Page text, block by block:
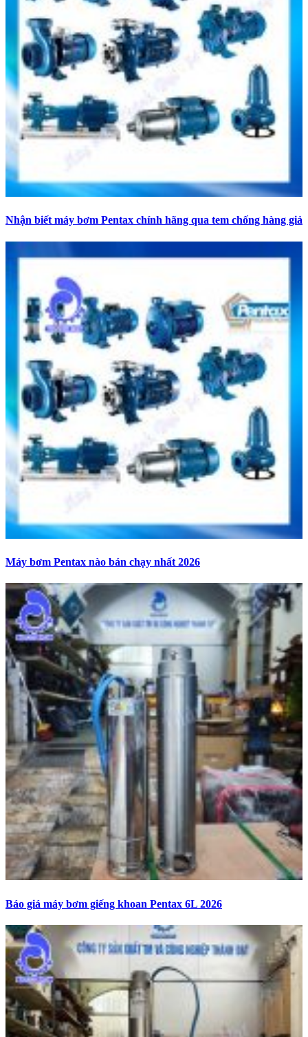
Nhận biết máy bơm Pentax chính hãng qua tem chống hàng giả
Máy bơm Pentax nào bán chạy nhất 2026
Báo giá máy bơm giếng khoan Pentax 6L 2026